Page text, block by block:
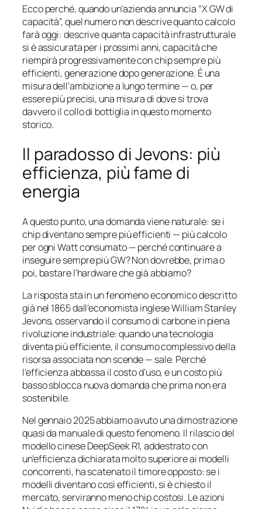
Ecco perché, quando un’azienda annuncia “X GW di
capacità”, quel numero non descrive quanto calcolo
farà oggi: descrive quanta capacità infrastrutturale
si è assicurata per i prossimi anni, capacità che
riempirà progressivamente con chip sempre più
efficienti, generazione dopo generazione. È una
misura dell’ambizione a lungo termine — o, per
essere più precisi, una misura di dove si trova
davvero il collo di bottiglia in questo momento
storico.
Il paradosso di Jevons: più
efficienza, più fame di
energia
A questo punto, una domanda viene naturale: se i
chip diventano sempre più efficienti — più calcolo
per ogni Watt consumato — perché continuare a
inseguire sempre più GW? Non dovrebbe, prima o
poi, bastare l’hardware che già abbiamo?
La risposta sta in un fenomeno economico descritto
già nel 1865 dall’economista inglese William Stanley
Jevons, osservando il consumo di carbone in piena
rivoluzione industriale: quando una tecnologia
diventa più efficiente, il consumo complessivo della
risorsa associata non scende — sale. Perché
l’efficienza abbassa il costo d’uso, e un costo più
basso sblocca nuova domanda che prima non era
sostenibile.
Nel gennaio 2025 abbiamo avuto una dimostrazione
quasi da manuale di questo fenomeno. Il rilascio del
modello cinese DeepSeek R1, addestrato con
un’efficienza dichiarata molto superiore ai modelli
concorrenti, ha scatenato il timore opposto: se i
modelli diventano così efficienti, si è chiesto il
mercato, serviranno meno chip costosi. Le azioni